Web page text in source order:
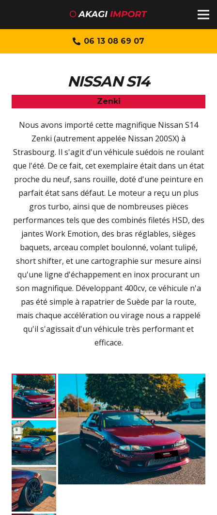
06 13 08 69 07
NISSAN S14
Zenki
Nous avons importé cette magnifique Nissan S14
Zenki (autrement appelée Nissan 200SX) à
Strasbourg. Il s'agit d'un véhicule suédois ne roulant
que l'été. De ce fait, cet exemplaire était dans un état
proche du neuf, sans rouille, doté d'une peinture en
parfait état sans défaut. Le moteur a reçu un plus
gros turbo, ainsi que de nombreuses pièces
performances tels que des combinés filetés HSD, des
jantes Work Emotion, des bras réglables, sièges
baquets, arceau complet boulonné, volant tulipé,
short shifter, et une cartographie sur mesure ainsi
qu'une ligne d'échappement en inox procurant un
son magnifique. Développant 400cv, ce véhicule n'a
pas été simple à rapatrier de Suède par la route,
mais chaque accélération ou virage nous a rappelé
qu'il s'agissait d'un véhicule très performant et
efficace.